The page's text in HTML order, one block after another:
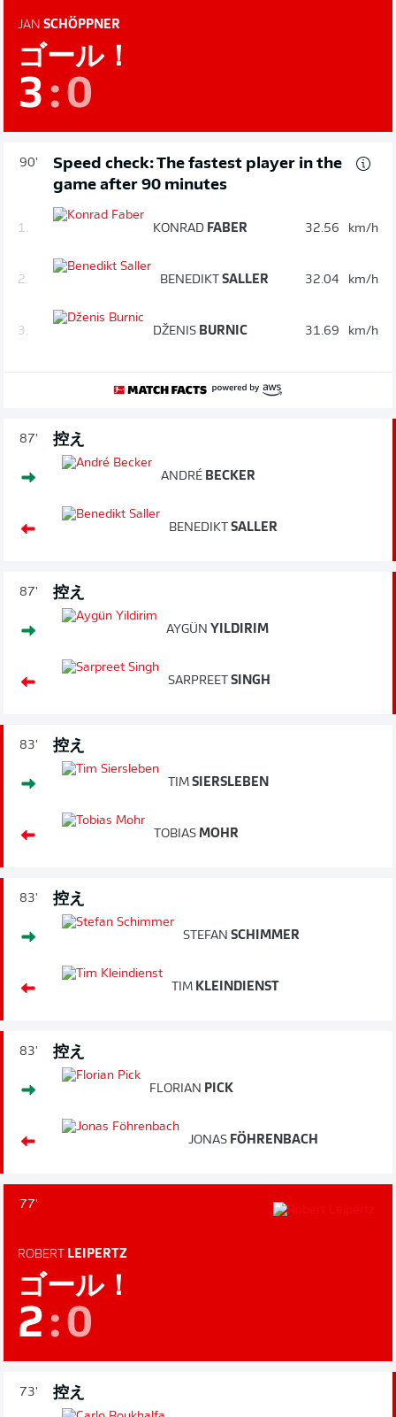
JAN SCHÖPPNER
ゴール！
3 :0
90'
Speed check: The fastest player in the
game after 90 minutes
1. KONRAD FABER 32.56 km/h
2. BENEDIKT SALLER 32.04 km/h
3. DŽENIS BURNIC 31.69 km/h
87' 控え
ANDRÉ BECKER
BENEDIKT SALLER
87' 控え
AYGÜN YILDIRIM
SARPREET SINGH
83' 控え
TIM SIERSLEBEN
TOBIAS MOHR
83' 控え
STEFAN SCHIMMER
TIM KLEINDIENST
83' 控え
FLORIAN PICK
JONAS FÖHRENBACH
77'
ROBERT LEIPERTZ
ゴール！
2:0
73' 控え